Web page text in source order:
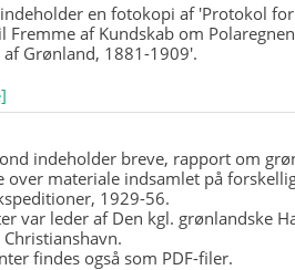
en fotokopi af 'Protokol for
Fremme af Kundskab om
Grønland, 1881-1909'.
indeholder breve, rapport om
over materiale indsamlet på
1929-56.
var leder af Den kgl. grønlandske
findes også som PDF-filer.